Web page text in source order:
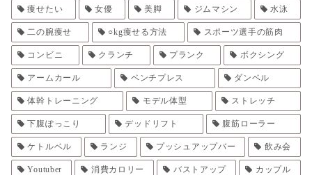
痩せたい 女優 美脚 ジムマシン 水泳
二の腕痩せ ○kg痩せる方法 スポーツ選手の筋肉
コンビニ クランチ プランク ボクシング
アームカール ベンチプレス ダンベル
体幹トレーニング モデル体型 ストレッチ
下腹ぽっこり デッドリフト 腹筋ローラー
ケトルベル ランジ プッシュアップバー 飲み会
Youtuber 消費カロリー バストアップ カップル